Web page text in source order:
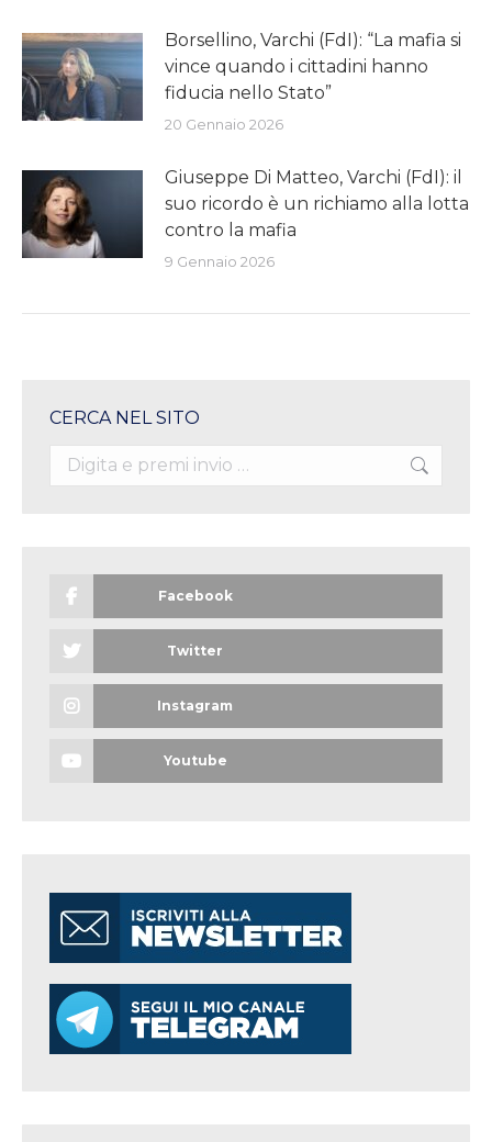
Borsellino, Varchi (FdI): “La mafia si
vince quando i cittadini hanno
fiducia nello Stato”
20 Gennaio 2026
Giuseppe Di Matteo, Varchi (FdI): il
suo ricordo è un richiamo alla lotta
contro la mafia
9 Gennaio 2026
CERCA NEL SITO
Search:
Facebook
Twitter
Instagram
Youtube